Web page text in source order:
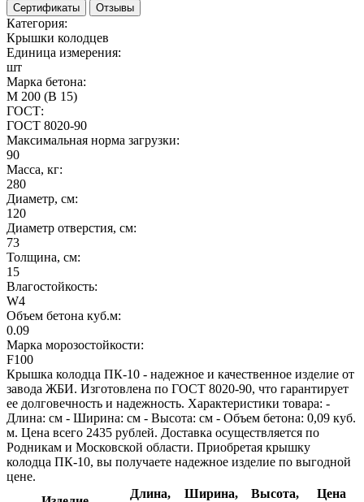
Сертификаты
Отзывы
Категория:
Крышки колодцев
Единица измерения:
шт
Марка бетона:
М 200 (В 15)
ГОСТ:
ГОСТ 8020-90
Максимальная норма загрузки:
90
Масса, кг:
280
Диаметр, см:
120
Диаметр отверстия, см:
73
Толщина, см:
15
Влагостойкость:
W4
Объем бетона куб.м:
0.09
Марка морозостойкости:
F100
Крышка колодца ПК-10 - надежное и качественное изделие от
завода ЖБИ. Изготовлена по ГОСТ 8020-90, что гарантирует
ее долговечность и надежность. Характеристики товара: -
Длина: см - Ширина: см - Высота: см - Объем бетона: 0,09 куб.
м. Цена всего 2435 рублей. Доставка осуществляется по
Родникам и Московской области. Приобретая крышку
колодца ПК-10, вы получаете надежное изделие по выгодной
цене.
Длина,
Ширина,
Высота,
Цена